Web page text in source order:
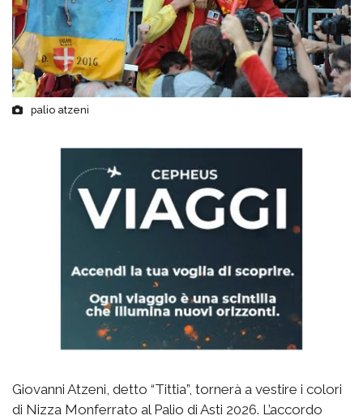
palio atzeni
Giovanni Atzeni, detto “Tittia”, tornerà a vestire i colori
di Nizza Monferrato al Palio di Asti 2026. L’accordo